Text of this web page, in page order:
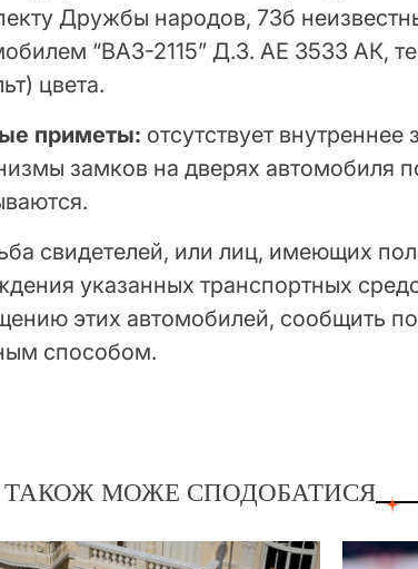
Дружбы народов, 73б
“ВАЗ-2115” Д.З. АЕ 3533 АК,
цвета.
приметы: отсутствует
замков на дверях автомобиля
свидетелей, или лиц, имеющих
указанных транспортных
этих автомобилей, сообщить
способом.
МОЖЕ СПОДОБАТИСЯ